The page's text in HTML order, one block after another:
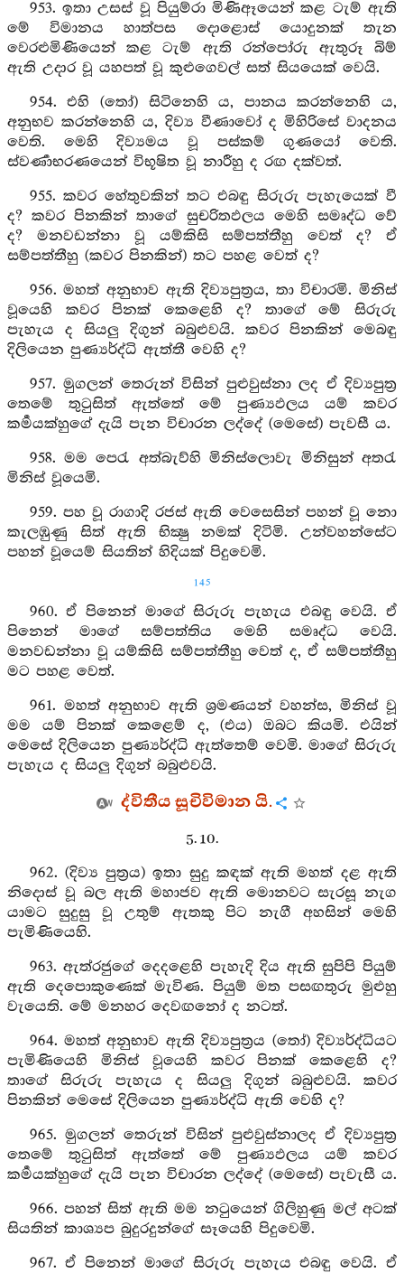
953. ඉතා උසස් වූ පියුම්රා මිණිඈයෙන් කළ ටැම් ඇති
මේ විමානය හාත්පස දොළොස් යොදුනක් තැන
වෙරළුමිණියෙන් කළ ටැම් ඇති රන්පෝරු ඇතුරූ බිම්
ඇති උදාර වූ යහපත් වූ කුළුගෙවල් සත් සියයෙක් වෙයි.
954. එහි (තෝ) සිටිනෙහි ය, පානය කරන්නෙහි ය,
අනුභව කරන්නෙහි ය, දිව්‍ය වීණාවෝ ද මිහිරිසේ වාදනය
වෙති. මෙහි දිව්‍යමය වූ පස්කම් ගුණයෝ වෙති.
ස්වර්‍ණාභරණයෙන් විභූෂිත වූ නාරීහු ද රඟ දක්වත්.
955. කවර හේතුවකින් තට එබඳු සිරුරු පැහැයෙක් වී
ද? කවර පිනකින් තාගේ සුචරිතඵලය මෙහි සමෘද්ධ වේ
ද? මනවඩන්නා වූ යම්කිසි සම්පත්තීහු වෙත් ද? ඒ
සම්පත්තීහු (කවර පිනකින්) තට පහළ වෙත් ද?
956. මහත් අනුභාව ඇති දිව්‍යපුත්‍රය, තා විචාරමි. මිනිස්
වූයෙහි කවර පිනක් කෙළෙහි ද? තාගේ මේ සිරුරු
පැහැය ද සියලු දිගුන් බබුළුවයි. කවර පිනකින් මෙබඳු
දිලියෙන පුණ්‍යර්ද්ධි ඇත්තී වෙහි ද?
957. මුගලන් තෙරුන් විසින් පුළුවුස්නා ලද ඒ දිව්‍යපුත්‍ර
තෙමේ තුටුසිත් ඇත්තේ මේ පුණ්‍යඵලය යම් කවර
කර්‍මයක්හුගේ දැයි පැන විචාරන ලද්දේ (මෙසේ) පැවසී ය.
958. මම පෙරැ අත්බැව්හි මිනිස්ලොවැ මිනිසුන් අතරැ
මිනිස් වූයෙමි.
959. පහ වූ රාගාදි රජස් ඇති වෙසෙසින් පහන් වූ නො
කැලඹුණු සිත් ඇති භික්‍ෂු නමක් දිටිමි. උන්වහන්සේට
පහන් වූයෙම් සියතින් හිදියක් පිදුවෙමි.
145
960. ඒ පිනෙන් මාගේ සිරුරු පැහැය එබඳු වෙයි. ඒ
පිනෙන් මාගේ සම්පත්තිය මෙහි සමෘද්ධ වෙයි.
මනවඩන්නා වූ යම්කිසි සම්පත්තීහු වෙත් ද, ඒ සම්පත්තීහු
මට පහළ වෙත්.
961. මහත් අනුභාව ඇති ශ්‍රමණයන් වහන්ස, මිනිස් වූ
මම යම් පිනක් කෙළෙම් ද, (එය) ඔබට කියමි. එයින්
මෙසේ දිලියෙන පුණ්‍යර්ද්ධි ඇත්තෙම් වෙමි. මාගේ සිරුරු
පැහැය ද සියලු දිගුන් බබුළුවයි.
ද්විතීය සූචිවිමාන යි.
5. 10.
962. (දිව්‍ය පුත්‍රය) ඉතා සුදු කඳක් ඇති මහත් දළ ඇති
නිදොස් වූ බල ඇති මහාජව ඇති මොනවට සැරසූ නැග
යාමට සුදුසු වූ උතුම් ඇතකු පිට නැගී අහසින් මෙහි
පැමිණියෙහි.
963. ඇත්රජුගේ දෙදළෙහි පැහැදි දිය ඇති සුපිපි පියුම්
ඇති දෙපොකුණෙක් මැවිණ. පියුම් මත පසඟතුරු මුළුහු
වැයෙති. මේ මනහර දෙවඟනෝ ද නටත්.
964. මහත් අනුභාව ඇති දිව්‍යපුත්‍රය (තෝ) දිව්‍යර්ද්ධියට
පැමිණියෙහි මිනිස් වූයෙහි කවර පිනක් කෙළෙහි ද?
තාගේ සිරුරු පැහැය ද සියලු දිගුන් බබුළුවයි. කවර
පිනකින් මෙසේ දිලියෙන පුණ්‍යර්ද්ධි ඇති වෙහි ද?
965. මුගලන් තෙරුන් විසින් පුළුවුස්නාලද ඒ දිව්‍යපුත්‍ර
තෙමේ තුටුසිත් ඇත්තේ මේ පුණ්‍යඵලය යම් කවර
කර්‍මයක්හුගේ දැයි පැන විචාරන ලද්දේ (මෙසේ) පැවැසී ය.
966. පහන් සිත් ඇති මම නටුයෙන් ගිලිහුණු මල් අටක්
සියතින් කාශ්‍යප බුදුරදුන්ගේ සෑයෙහි පිදුවෙමි.
967. ඒ පිනෙන් මාගේ සිරුරු පැහැය එබඳු වෙයි. ඒ